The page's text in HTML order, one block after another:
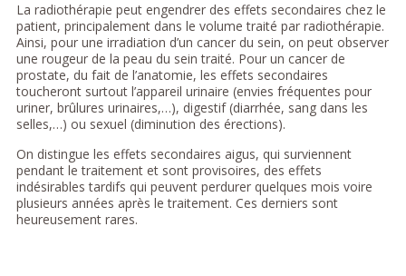
La radiothérapie peut engendrer des effets secondaires chez le
patient, principalement dans le volume traité par radiothérapie.
Ainsi, pour une irradiation d’un cancer du sein, on peut observer
une rougeur de la peau du sein traité. Pour un cancer de
prostate, du fait de l’anatomie, les effets secondaires
toucheront surtout l’appareil urinaire (envies fréquentes pour
uriner, brûlures urinaires,…), digestif (diarrhée, sang dans les
selles,…) ou sexuel (diminution des érections).
On distingue les effets secondaires aigus, qui surviennent
pendant le traitement et sont provisoires, des effets
indésirables tardifs qui peuvent perdurer quelques mois voire
plusieurs années après le traitement. Ces derniers sont
heureusement rares.